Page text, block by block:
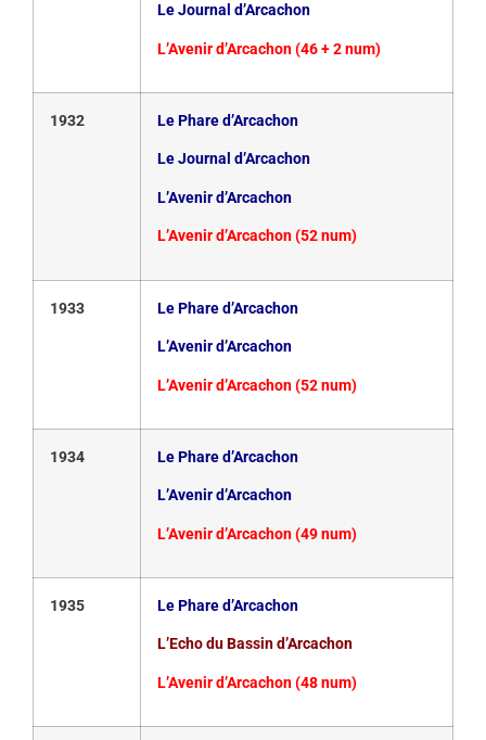
Le Journal d’Arcachon
L’Avenir d’Arcachon (46 + 2 num)
1932 Le Phare d’Arcachon
Le Journal d’Arcachon
L’Avenir d’Arcachon
L’Avenir d’Arcachon (52 num)
1933 Le Phare d’Arcachon
L’Avenir d’Arcachon
L’Avenir d’Arcachon (52 num)
1934 Le Phare d’Arcachon
L’Avenir d’Arcachon
L’Avenir d’Arcachon (49 num)
1935 Le Phare d’Arcachon
L’Echo du Bassin d’Arcachon
L’Avenir d’Arcachon (48 num)